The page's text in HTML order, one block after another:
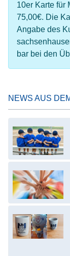
10er Karte für
75,00€. Die
Angabe des
bar bei den
NEWS AUS